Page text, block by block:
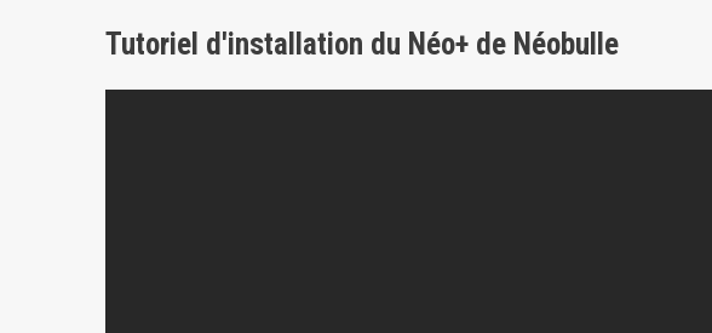
Tutoriel d'installation du Néo+ de Néobulle